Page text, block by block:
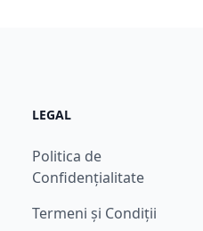
LEGAL
Politica de
Confidențialitate
Termeni și Condiții